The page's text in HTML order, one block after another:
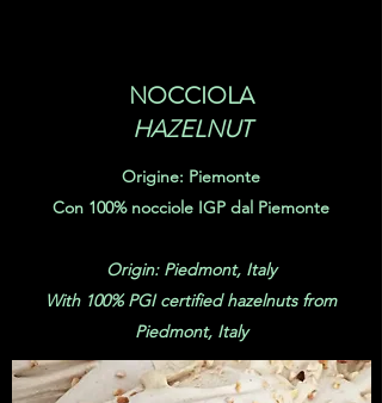
NOCCIOLA
HAZELNUT
Origine: Piemonte
Con 100% nocciole IGP dal Piemonte
Origin: Piedmont, Italy
With 100% PGI certified hazelnuts from
Piedmont, Italy